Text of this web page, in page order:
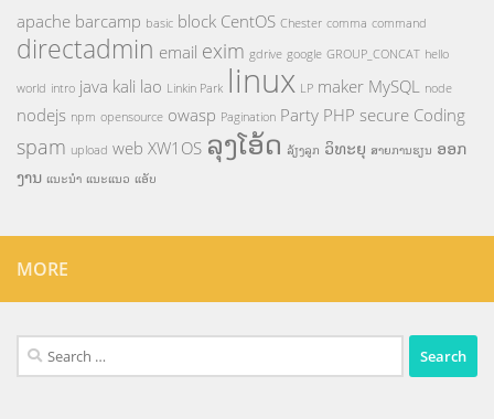
apache barcamp basic block CentOS Chester comma command
directadmin email exim gdrive google GROUP_CONCAT hello
world intro java kali lao Linkin Park linux LP maker MySQL node
nodejs npm opensource owasp Pagination Party PHP secure Coding
spam upload web XW1OS ລຸງໂອ້ດ ລ້ຽງລູກ ວິທະຍຸ ສາຍການຮຽນ ອອກ
ງານ ແນະນຳ ແນະແນວ ແອັບ
MORE
Search
for: